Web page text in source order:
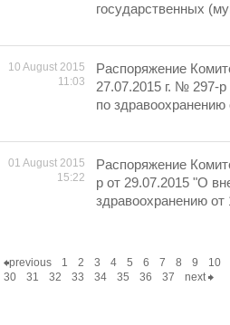
государственных
10 August 2015
11:03
Распоряжение
27.07.2015 г. № 297-
по
01 August 2015
15:22
Распоряжение
р от 29.07.2015 "О
здравоохранению
previous 1 2 3 4 5 6 7 8 9 10
30
31 32 33 34 35 36 37 next